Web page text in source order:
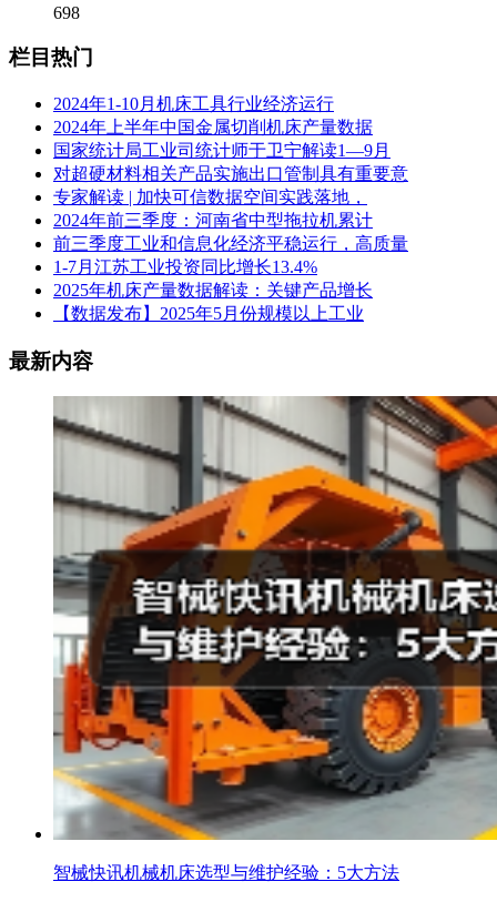
698
栏目热门
2024年1-10月机床工具行业经济运行
2024年上半年中国金属切削机床产量数据
国家统计局工业司统计师于卫宁解读1—9月
对超硬材料相关产品实施出口管制具有重要意
专家解读 | 加快可信数据空间实践落地，
2024年前三季度：河南省中型拖拉机累计
前三季度工业和信息化经济平稳运行，高质量
1-7月江苏工业投资同比增长13.4%
2025年机床产量数据解读：关键产品增长
【数据发布】2025年5月份规模以上工业
最新内容
智械快讯机械机床选型与维护经验：5大方法